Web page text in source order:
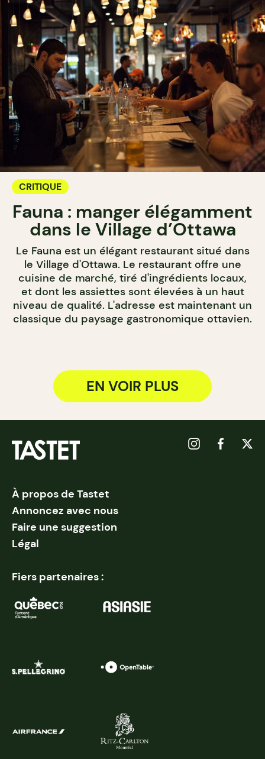
CRITIQUE
Fauna : manger élégamment
dans le Village d’Ottawa
Le Fauna est un élégant restaurant situé dans
le Village d'Ottawa. Le restaurant offre une
cuisine de marché, tiré d'ingrédients locaux,
et dont les assiettes sont élevées à un haut
niveau de qualité. L'adresse est maintenant un
classique du paysage gastronomique ottavien.
EN VOIR PLUS
À propos de Tastet
Annoncez avec nous
Faire une suggestion
Légal
Fiers partenaires :